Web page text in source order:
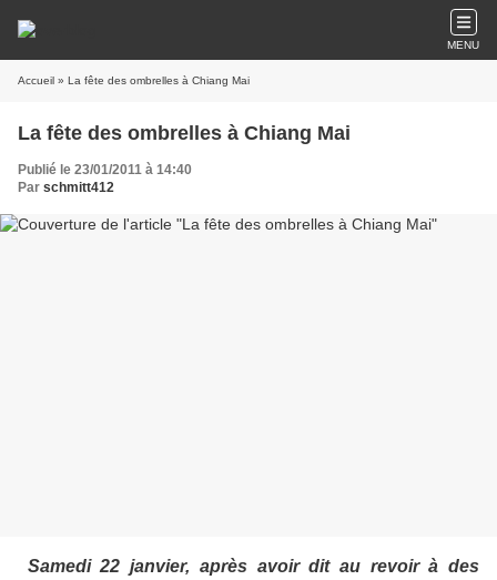
MENU
Accueil » La fête des ombrelles à Chiang Mai
La fête des ombrelles à Chiang Mai
Publié le 23/01/2011 à 14:40
Par schmitt412
Samedi 22 janvier, après avoir dit au revoir à des